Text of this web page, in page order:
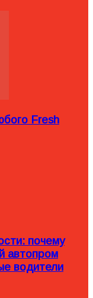
Fresh
почему
автопром
водители